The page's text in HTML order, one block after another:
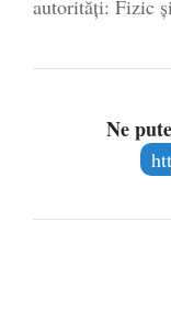
autorităţi: Fizic
Ne